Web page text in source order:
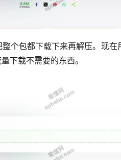
个包都下载下来再解压。现
下载不需要的东西。